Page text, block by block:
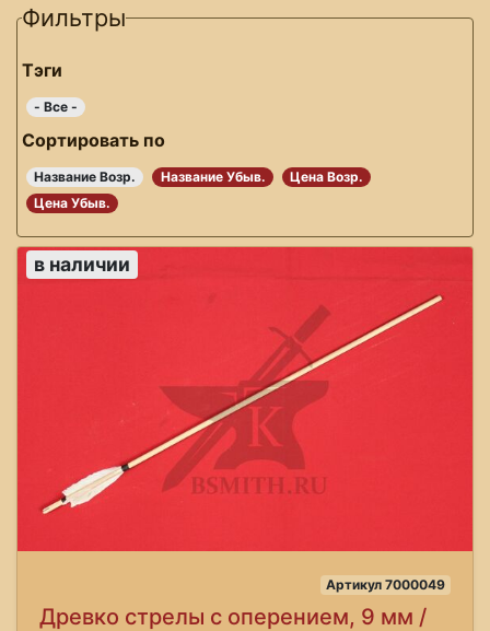
Фильтры
Тэги
- Все -
Сортировать по
Название Возр. Название Убыв.
Цена Возр.
Цена Убыв.
в наличии
Артикул 7000049
Древко стрелы с оперением, 9 мм /